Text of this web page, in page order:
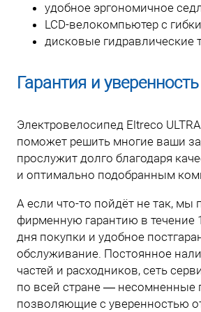
удобное эргономичное
LCD-велокомпьютер с
дисковые гидравлические
Гарантия и
Электровелосипед Eltreco
поможет решить многие ваши
прослужит долго благодаря
и оптимально подобранным
А если что-то пойдёт не так, мы
фирменную гарантию в течение
дня покупки и удобное
обслуживание. Постоянное
частей и расходников, сеть
по всей стране — несомненные
позволяющие с уверенностью